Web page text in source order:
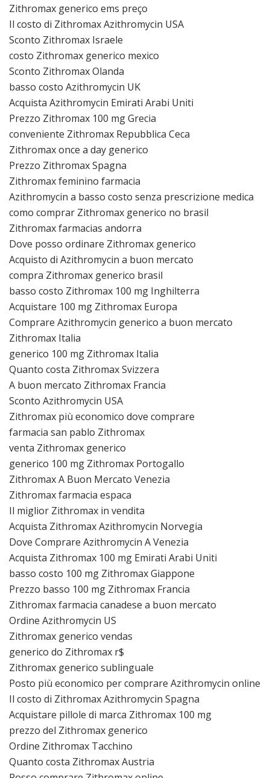
Zithromax generico ems preço
Il costo di Zithromax Azithromycin USA
Sconto Zithromax Israele
costo Zithromax generico mexico
Sconto Zithromax Olanda
basso costo Azithromycin UK
Acquista Azithromycin Emirati Arabi Uniti
Prezzo Zithromax 100 mg Grecia
conveniente Zithromax Repubblica Ceca
Zithromax once a day generico
Prezzo Zithromax Spagna
Zithromax feminino farmacia
Azithromycin a basso costo senza prescrizione medica
como comprar Zithromax generico no brasil
Zithromax farmacias andorra
Dove posso ordinare Zithromax generico
Acquisto di Azithromycin a buon mercato
compra Zithromax generico brasil
basso costo Zithromax 100 mg Inghilterra
Acquistare 100 mg Zithromax Europa
Comprare Azithromycin generico a buon mercato
Zithromax Italia
generico 100 mg Zithromax Italia
Quanto costa Zithromax Svizzera
A buon mercato Zithromax Francia
Sconto Azithromycin USA
Zithromax più economico dove comprare
farmacia san pablo Zithromax
venta Zithromax generico
generico 100 mg Zithromax Portogallo
Zithromax A Buon Mercato Venezia
Zithromax farmacia espaсa
Il miglior Zithromax in vendita
Acquista Zithromax Azithromycin Norvegia
Dove Comprare Azithromycin A Venezia
Acquista Zithromax 100 mg Emirati Arabi Uniti
basso costo 100 mg Zithromax Giappone
Prezzo basso 100 mg Zithromax Francia
Zithromax farmacia canadese a buon mercato
Ordine Azithromycin US
Zithromax generico vendas
generico do Zithromax r$
Zithromax generico sublinguale
Posto più economico per comprare Azithromycin online
Il costo di Zithromax Azithromycin Spagna
Acquistare pillole di marca Zithromax 100 mg
prezzo del Zithromax generico
Ordine Zithromax Tacchino
Quanto costa Zithromax Austria